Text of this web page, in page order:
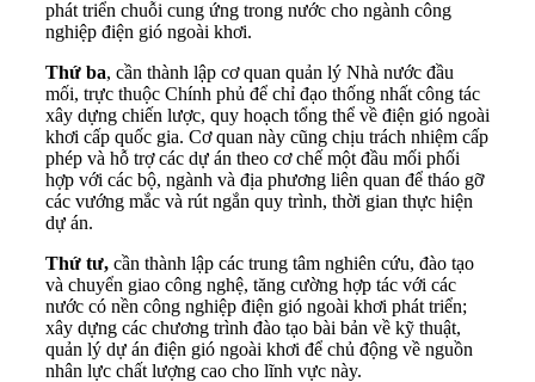
phát triển chuỗi cung ứng trong nước cho ngành công
nghiệp điện gió ngoài khơi.
Thứ ba, cần thành lập cơ quan quản lý Nhà nước đầu
mối, trực thuộc Chính phủ để chỉ đạo thống nhất công tác
xây dựng chiến lược, quy hoạch tổng thể về điện gió ngoài
khơi cấp quốc gia. Cơ quan này cũng chịu trách nhiệm cấp
phép và hỗ trợ các dự án theo cơ chế một đầu mối phối
hợp với các bộ, ngành và địa phương liên quan để tháo gỡ
các vướng mắc và rút ngắn quy trình, thời gian thực hiện
dự án.
Thứ tư, cần thành lập các trung tâm nghiên cứu, đào tạo
và chuyển giao công nghệ, tăng cường hợp tác với các
nước có nền công nghiệp điện gió ngoài khơi phát triển;
xây dựng các chương trình đào tạo bài bản về kỹ thuật,
quản lý dự án điện gió ngoài khơi để chủ động về nguồn
nhân lực chất lượng cao cho lĩnh vực này.